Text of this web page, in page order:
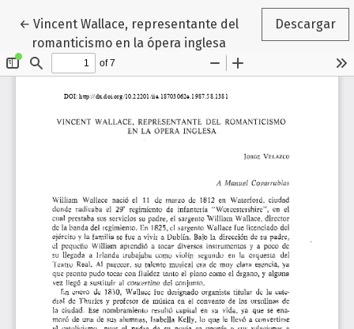
← Volver a los detalles del artículo
Vincent Wallace, representante del
romanticismo en la ópera inglesa
Descargar